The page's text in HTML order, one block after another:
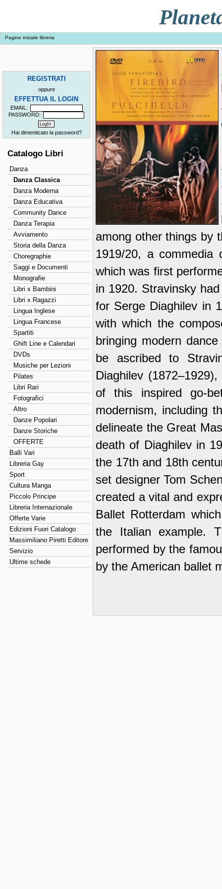
Pagine iniziale libreria
among other things by
1919/20, a commedia
which was first
in 1920. Stravinsky
for Serge Diaghilev in
with which the
bringing modern
be ascribed to
Diaghilev
of this inspired go-
modernism, including
delineate the Great
death of Diaghilev in
the 17th and 18th
set designer Tom
created a vital and
Ballet Rotterdam
the Italian example.
performed by the
by the American ballet
REGISTRATI
oppure
EFFETTUA IL LOGIN
EMAIL:
PASSWORD:
Hai dimenticato la password?
Catalogo Libri
Danza
Danza Classica
Danza Moderna
Danza Educativa
Community Dance
Danza Terapia
Avviamento
Storia della Danza
Choregraphie
Saggi e Documenti
Monografie
Libri x Bambini
Libri x Ragazzi
Lingua Inglese
Lingua Francese
Spartiti
Ghift Line e Calendari
DVDs
Musiche per Lezioni
Pilates
Libri Rari
Fotografici
Altro
Danze Popolari
Danze Storiche
OFFERTE
Balli Vari
Libreria Gay
Sport
Cultura Manga
Piccolo Principe
Libreria Internazionale
Offerte Varie
Edizioni Fuori Catalogo
Massimiliano Piretti Editore
Servizio
Ultime schede